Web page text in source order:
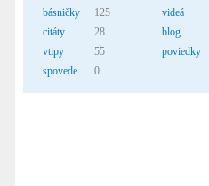
básničky
125
citáty
28
vtipy
55
spovede
0
videá
blog
poviedky